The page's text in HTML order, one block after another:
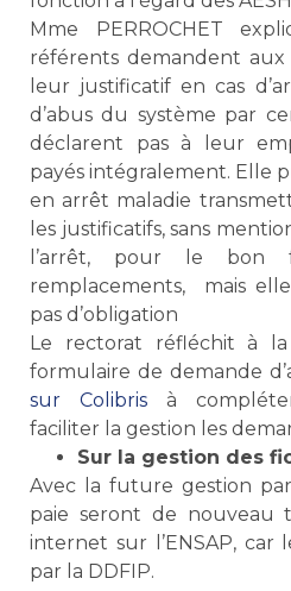
Mme PERROCHET
référents demandent
leur justificatif en cas
d’abus du système par
déclarent pas à leur
payés intégralement. Elle
en arrêt maladie
les justificatifs, sans
l’arrêt, pour le bon
remplacements, mais
pas d’obligation
Le rectorat réfléchit à
formulaire de demande
sur Colibris à
faciliter la gestion les
Sur la gestion des
Avec la future gestion
paie seront de nouveau
internet sur l’ENSAP, car
par la DDFIP.